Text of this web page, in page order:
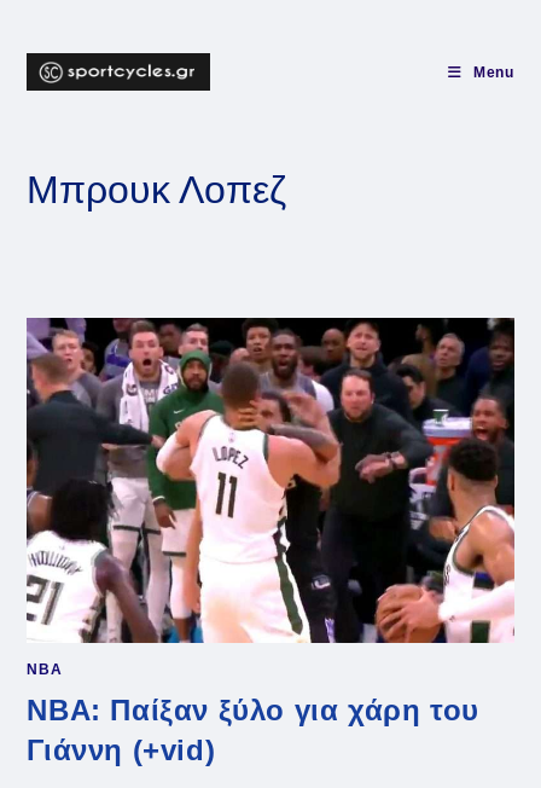
content
Menu
Μπρουκ Λοπεζ
NBA
NBA: Παίξαν ξύλο για χάρη του
Γιάννη (+vid)